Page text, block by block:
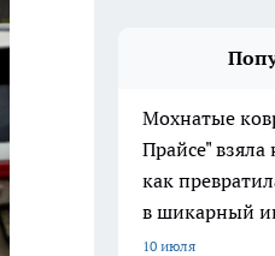
Мохнатые
Прайсе" взяла
как
в шикарный
10 июля